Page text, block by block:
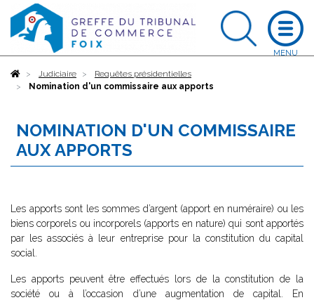
AccueilJudiciaire
Requêtes présidentielles
Nomination d'un commissaire aux apports
NOMINATION D'UN COMMISSAIRE
AUX APPORTS
Les apports sont les sommes d’argent (apport en numéraire) ou les
biens corporels ou incorporels (apports en nature) qui sont apportés
par les associés à leur entreprise pour la constitution du capital
social.
Les apports peuvent être effectués lors de la constitution de la
société ou à l’occasion d’une augmentation de capital. En